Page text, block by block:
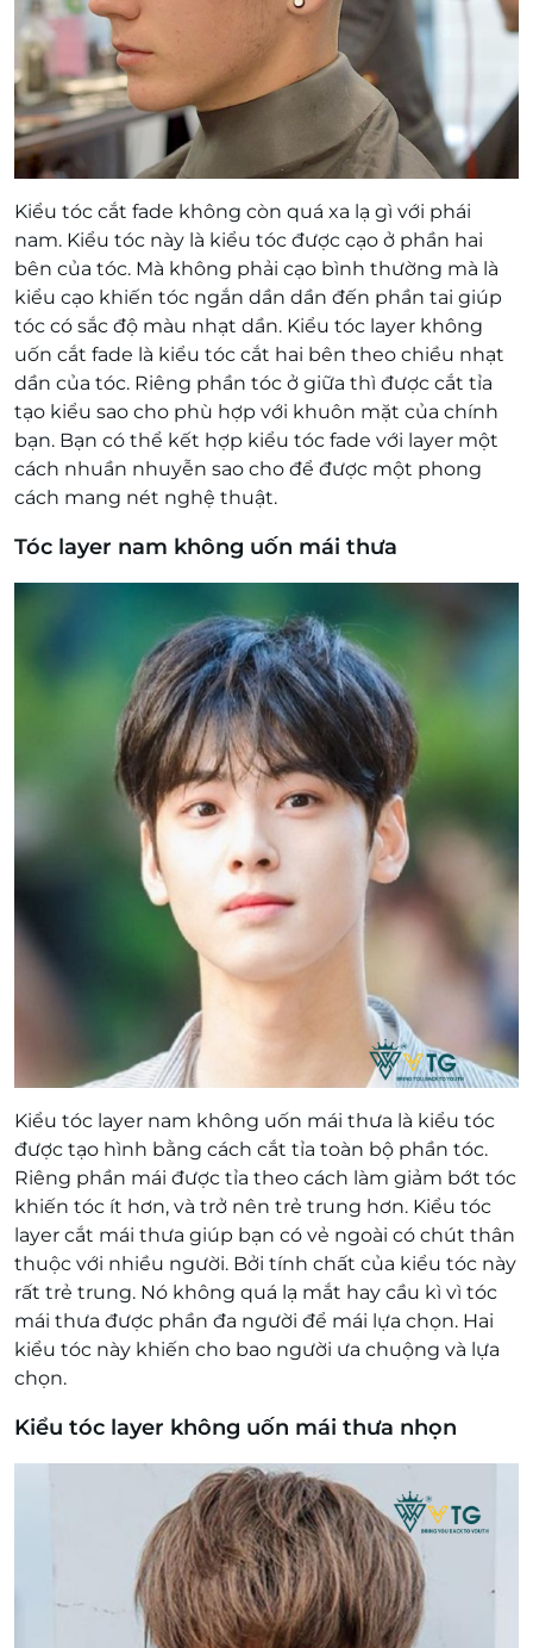
Kiểu tóc cắt fade không còn quá xa lạ gì với phái
nam. Kiểu tóc này là kiểu tóc được cạo ở phần hai
bên của tóc. Mà không phải cạo bình thường mà là
kiểu cạo khiến tóc ngắn dần dần đến phần tai giúp
tóc có sắc độ màu nhạt dần. Kiểu tóc layer không
uốn cắt fade là kiểu tóc cắt hai bên theo chiều nhạt
dần của tóc. Riêng phần tóc ở giữa thì được cắt tỉa
tạo kiểu sao cho phù hợp với khuôn mặt của chính
bạn. Bạn có thể kết hợp kiểu tóc fade với layer một
cách nhuần nhuyễn sao cho để được một phong
cách mang nét nghệ thuật.
Tóc layer nam không uốn mái thưa
Kiểu tóc layer nam không uốn mái thưa là kiểu tóc
được tạo hình bằng cách cắt tỉa toàn bộ phần tóc.
Riêng phần mái được tỉa theo cách làm giảm bớt tóc
khiến tóc ít hơn, và trở nên trẻ trung hơn. Kiểu tóc
layer cắt mái thưa giúp bạn có vẻ ngoài có chút thân
thuộc với nhiều người. Bởi tính chất của kiểu tóc này
rất trẻ trung. Nó không quá lạ mắt hay cầu kì vì tóc
mái thưa được phần đa người để mái lựa chọn. Hai
kiểu tóc này khiến cho bao người ưa chuộng và lựa
chọn.
Kiểu tóc layer không uốn mái thưa nhọn